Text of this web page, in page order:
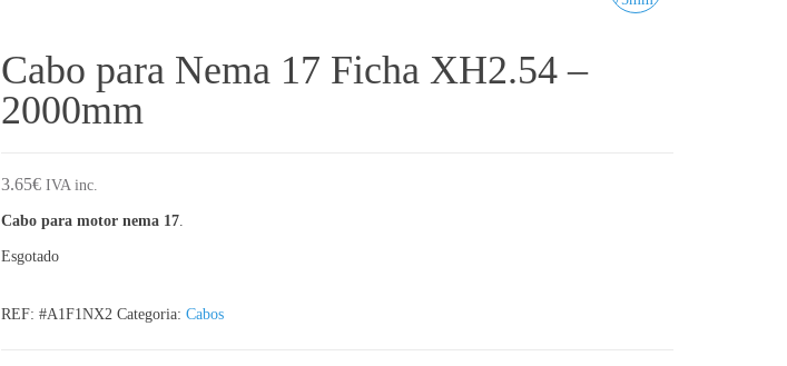
Cabo para Nema 17 Ficha XH2.54 –
2000mm
3.65€ IVA inc.
Cabo para motor nema 17.
Esgotado
REF: #A1F1NX2 Categoria: Cabos